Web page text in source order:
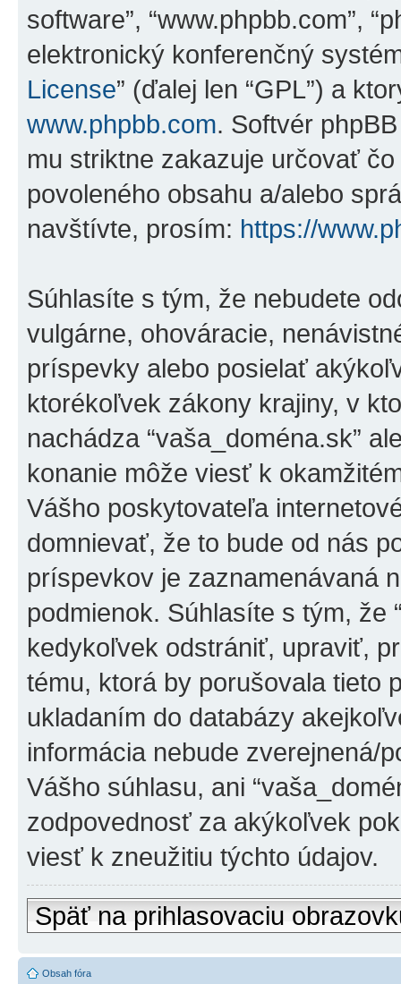
software”, “www.phpbb.com”,
elektronický konferenčný
License” (ďalej len “GPL”) a
www.phpbb.com. Softvér
mu striktne zakazuje určovať
povoleného obsahu a/alebo
navštívte, prosím: https://
Súhlasíte s tým, že nebudete
vulgárne, ohováracie,
príspevky alebo posielať
ktorékoľvek zákony krajiny, v
nachádza “vaša_doména.sk”
konanie môže viesť k
Vášho poskytovateľa
domnievať, že to bude od nás
príspevkov je zaznamenávaná
podmienok. Súhlasíte s tým, že
kedykoľvek odstrániť, upraviť,
tému, ktorá by porušovala tieto
ukladaním do databázy
informácia nebude zverejnená/
Vášho súhlasu, ani
zodpovednosť za akýkoľvek
viesť k zneužitiu týchto údajov.
Späť na prihlasovaciu
Obsah fóra